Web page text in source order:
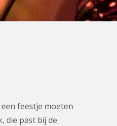
feestje moeten
die past bij de